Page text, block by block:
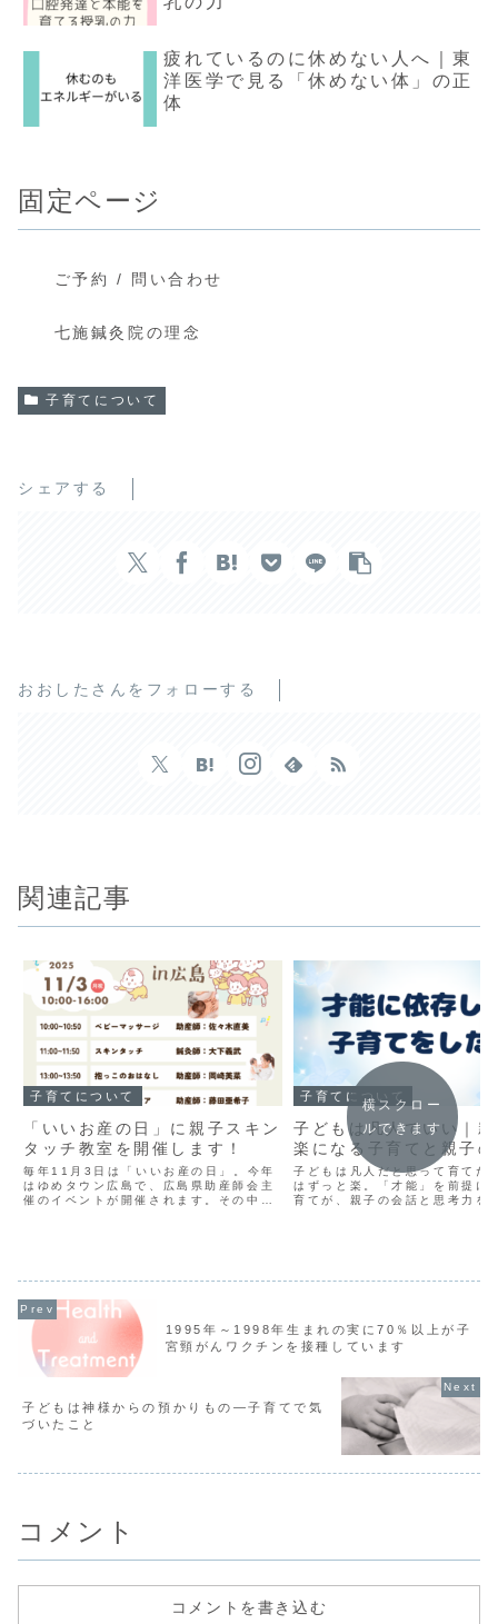
疲れているのに休めない人へ｜東
洋医学で見る「休めない体」の正
体
固定ページ
ご予約 / 問い合わせ
七施鍼灸院の理念
子育てについて
シェアする
おおしたさんをフォローする
関連記事
子育てについて
「いいお産の日」に親子スキン
タッチ教室を開催します！
毎年11月3日は「いいお産の日」。今年
はゆめタウン広島で、広島県助産師会主
催のイベントが開催されます。その中
子育てについて
子どもは凡人でいい｜
楽になる子育てと親子
子どもは凡人だと思って育てた
はずっと楽。「才能」を前提に
育てが、親子の会話と思考力を
横スクロー
ルできます
1995年～1998年生まれの実に70％以上が子
宮頸がんワクチンを接種しています
子どもは神様からの預かりもの―子育てで気
づいたこと
コメント
コメントを書き込む